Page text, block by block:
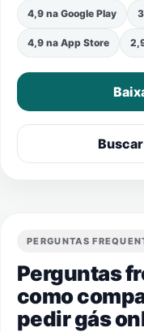
4,9 na Google Play
4,9 na App Store
PERGUNTAS
Perguntas
como
pedir gás